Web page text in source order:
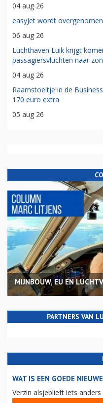
04 aug 26
easyJet wordt
06 aug 26
Luchthaven Luik krijgt
passagiersvluchten naar
04 aug 26
Raamstoeltje in de
170 euro extra
05 aug 26
MIJNBOUW, EU EN
PARTNERS VAN
WAT IS EEN GOEDE
Verzin alsjeblieft iets anders